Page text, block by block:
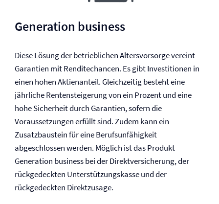
Generation business
Diese Lösung der betrieblichen Altersvorsorge vereint
Garantien mit Renditechancen. Es gibt Investitionen in
einen hohen Aktienanteil. Gleichzeitig besteht eine
jährliche Rentensteigerung von ein Prozent und eine
hohe Sicherheit durch Garantien, sofern die
Voraussetzungen erfüllt sind. Zudem kann ein
Zusatzbaustein für eine Berufs­unfähigkeit
abgeschlossen werden. Möglich ist das Produkt
Generation business bei der Direkt­versicherung, der
rückgedeckten Unterstützungs­kasse und der
rückgedeckten Direktzusage.